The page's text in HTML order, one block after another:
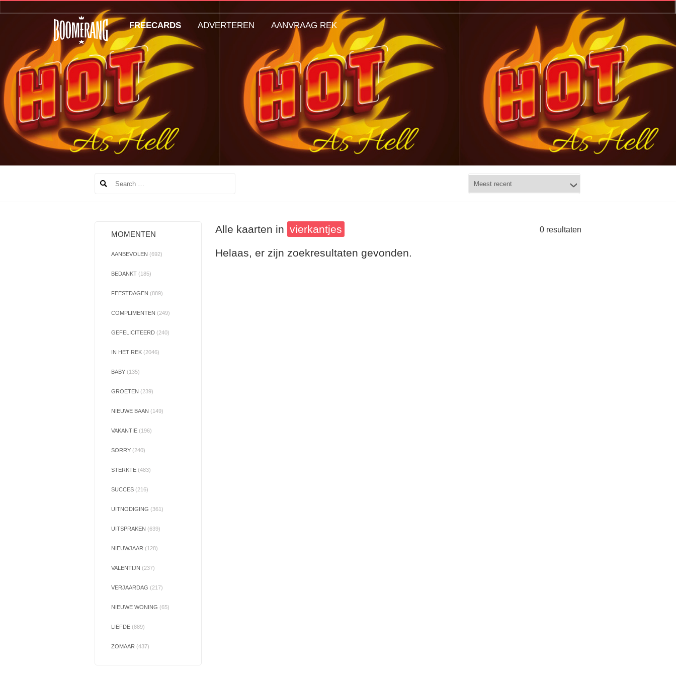
MOMENTEN
AANBEVOLEN (692)
BEDANKT (185)
FEESTDAGEN (889)
COMPLIMENTEN (249)
GEFELICITEERD (240)
IN HET REK (2046)
BABY (135)
GROETEN (239)
NIEUWE BAAN (149)
VAKANTIE (196)
SORRY (240)
STERKTE (483)
SUCCES (216)
UITNODIGING (361)
UITSPRAKEN (639)
NIEUWJAAR (128)
VALENTIJN (237)
VERJAARDAG (217)
NIEUWE WONING (65)
LIEFDE (889)
ZOMAAR (437)
Alle kaarten in vierkantjes 0 resultaten
Helaas, er zijn zoekresultaten gevonden.
FREECARDS ADVERTEREN AANVRAAG REK